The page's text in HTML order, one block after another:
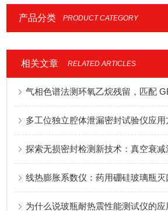
产品分类 PRODUCT CATEGORY
相关文章 RELATED ARTICLES
多工位独立腔体泄漏密封试验仪应用
探索无损密封检测新技术：真空衰
线热膨胀系数仪：药用硼硅玻璃瓶
为什么说玻瓶耐热震性能测试仪的应